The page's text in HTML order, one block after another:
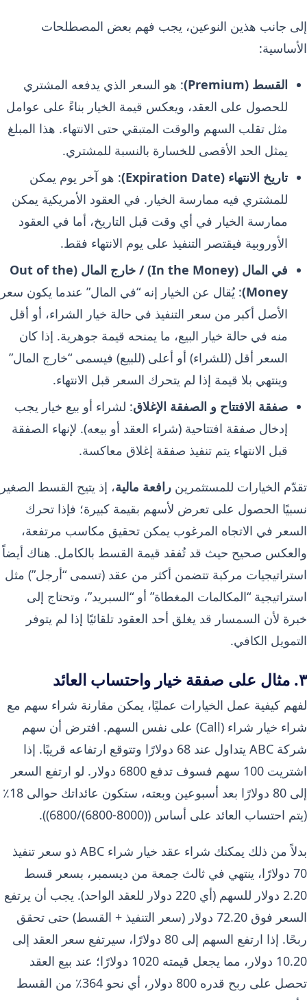
إلى جانب هذين النوعين، يجب فهم بعض المصطلحات
الأساسية:
القسط (Premium)
: هو السعر الذي يدفعه المشتري
للحصول على العقد، ويعكس قيمة الخيار بناءً على عوامل
مثل تقلب السهم والوقت المتبقي حتى الانتهاء. هذا المبلغ
يمثل الحد الأقصى للخسارة بالنسبة للمشتري.
تاريخ الانتهاء (Expiration Date)
: هو آخر يوم يمكن
للمشتري فيه ممارسة الخيار. في العقود الأمريكية يمكن
ممارسة الخيار في أي وقت قبل التاريخ، أما في العقود
الأوروبية فيقتصر التنفيذ على يوم الانتهاء فقط.
في المال (In the Money) / خارج المال (Out of the
Money) : يُقال عن الخيار إنه “في المال” عندما يكون سعر
الأصل أكبر من سعر التنفيذ في حالة خيار الشراء، أو أقل
منه في حالة خيار البيع، ما يمنحه قيمة جوهرية. إذا كان
السعر أقل (للشراء) أو أعلى (للبيع) فيسمى “خارج المال”
وينتهي بلا قيمة إذا لم يتحرك السعر قبل الانتهاء.
صفقة الافتتاح و الصفقة الإغلاق: لشراء أو بيع خيار يجب
إدخال صفقة افتتاحية (شراء العقد أو بيعه). لإنهاء الصفقة
قبل الانتهاء يتم تنفيذ صفقة إغلاق معاكسة.
تقدّم الخيارات للمستثمرين رافعة مالية، إذ يتيح القسط الصغير
نسبيًا الحصول على تعرض لأسهم بقيمة كبيرة؛ فإذا تحرك
السعر في الاتجاه المرغوب يمكن تحقيق مكاسب مرتفعة،
والعكس صحيح حيث قد تُفقد قيمة القسط بالكامل. هناك أيضاً
استراتيجيات مركبة تتضمن أكثر من عقد (تسمى “أرجل”) مثل
استراتيجية “المكالمات المغطاة” أو “السبريد”، وتحتاج إلى
خبرة لأن السمسار قد يغلق أحد العقود تلقائيًا إذا لم يتوفر
التمويل الكافي.
٣. مثال على صفقة خيار واحتساب العائد
لفهم كيفية عمل الخيارات عمليًا، يمكن مقارنة شراء سهم مع
شراء خيار شراء (Call) على نفس السهم. افترض أن سهم
شركة ABC يتداول عند 68 دولارًا وتتوقع ارتفاعه قريبًا. إذا
اشتريت 100 سهم فسوف تدفع 6800 دولار. لو ارتفع السعر
إلى 80 دولارًا بعد أسبوعين وبعته، ستكون عائداتك حوالى 18٪
(يتم احتساب العائد على أساس ((8000-6800)/6800)).
بدلاً من ذلك يمكنك شراء عقد خيار شراء ABC ذو سعر تنفيذ
70 دولارًا، ينتهي في ثالث جمعة من ديسمبر، بسعر قسط
2.20 دولار للسهم (أي 220 دولار للعقد الواحد). يجب أن يرتفع
السعر فوق 72.20 دولار (سعر التنفيذ + القسط) حتى تحقق
ربحًا. إذا ارتفع السهم إلى 80 دولارًا، سيرتفع سعر العقد إلى
10.20 دولار، مما يجعل قيمته 1020 دولارًا؛ عند بيع العقد
تحصل على ربح قدره 800 دولار، أي نحو 364٪ من القسط